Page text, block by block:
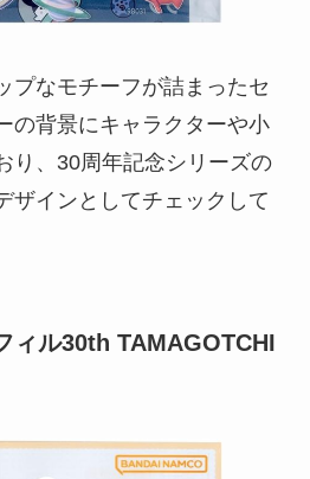
プなモチーフが詰まったセ
の背景にキャラクターや小
り、30周年記念シリーズの
ザインとしてチェックして
ィル30th TAMAGOTCHI